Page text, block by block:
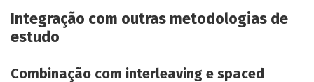
Integração com outras metodologias de
estudo
Combinação com interleaving e spaced